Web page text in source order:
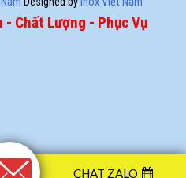
CHAT ZALO
- Chất Lượng - Phục Vụ